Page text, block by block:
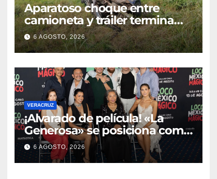
Aparatoso choque entre
camioneta y tráiler termina
con ambas unidades fuera de
la carretera en Tihuatlán
6 AGOSTO, 2026
VERACRUZ
¡Alvarado de película! «La
Generosa» se posiciona como
escenario ideal para
producciones de cine y
televisión
6 AGOSTO, 2026